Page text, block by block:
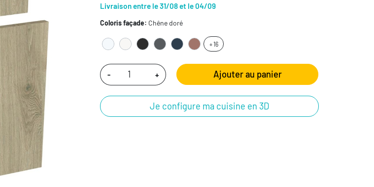
Livraison entre le 31/08 et le 04/09
Coloris façade: Chêne doré
+ 16
- + Ajouter au panier
Je configure ma cuisine en 3D